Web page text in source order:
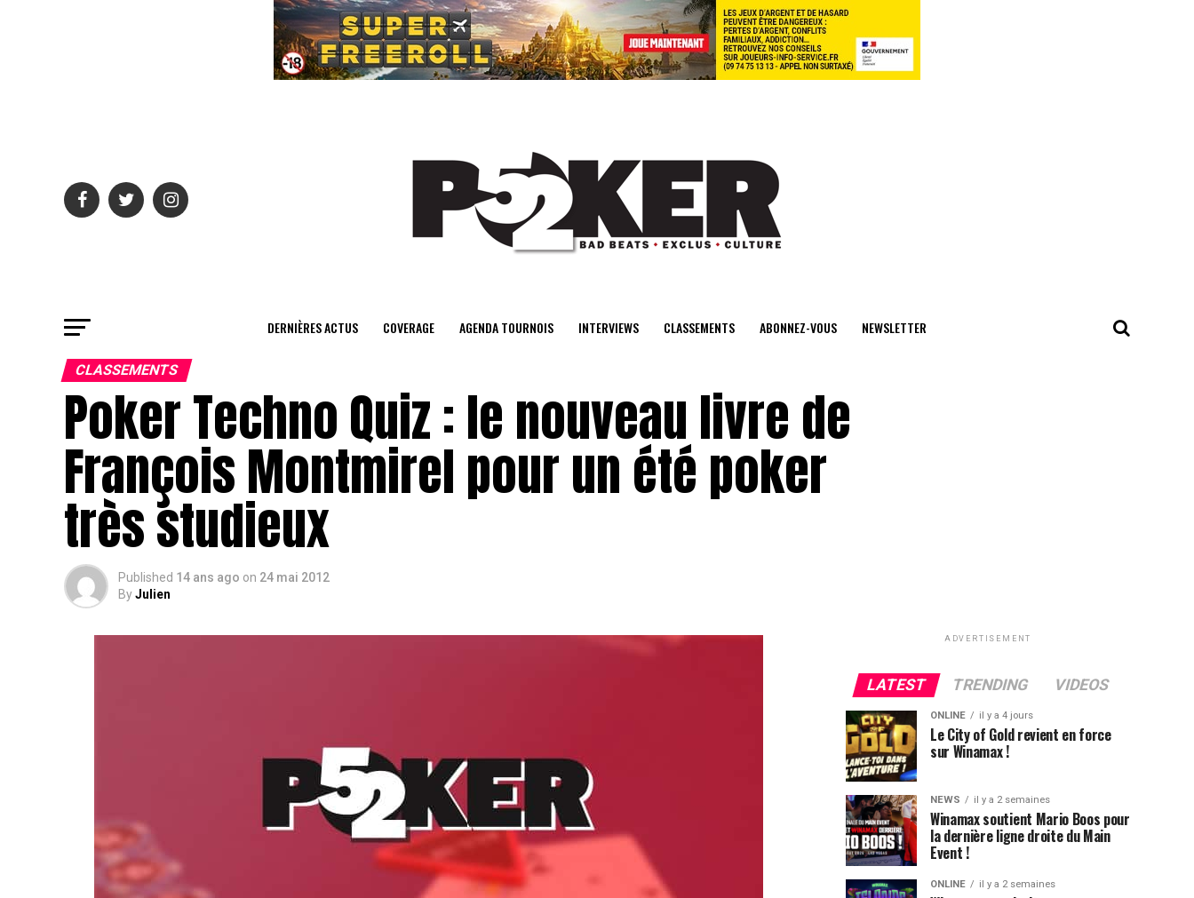
center>
DERNIÈRES ACTUS COVERAGE AGENDA TOURNOIS INTERVIEWS CLASSEMENTS ABONNEZ-VOUS NEWSLETTER
CLASSEMENTS
Poker Techno Quiz : le nouveau livre de
François Montmirel pour un été poker
très studieux
Published 14 ans ago on 24 mai 2012
ByJulien
ADVERTISEMENT
LATEST TRENDING VIDEOS
ONLINE il y a 4 jours
Le City of Gold revient en force
sur Winamax !
NEWS il y a 2 semaines
Winamax soutient Mario Boos pour
la dernière ligne droite du Main
Event !
ONLINE il y a 2 semaines